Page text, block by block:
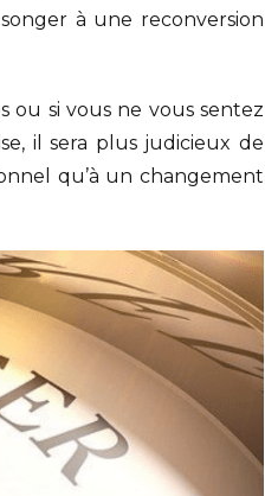
à une reconversion
ou si vous ne vous sentez
il sera plus judicieux de
qu’à un changement